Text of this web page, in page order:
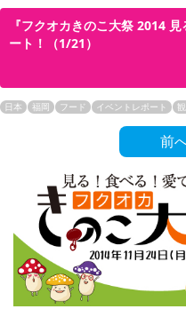
ภ
『フクオカきのこ大祭 2014
ート！（1/21）
日本 福岡 フード イベントレポート
前